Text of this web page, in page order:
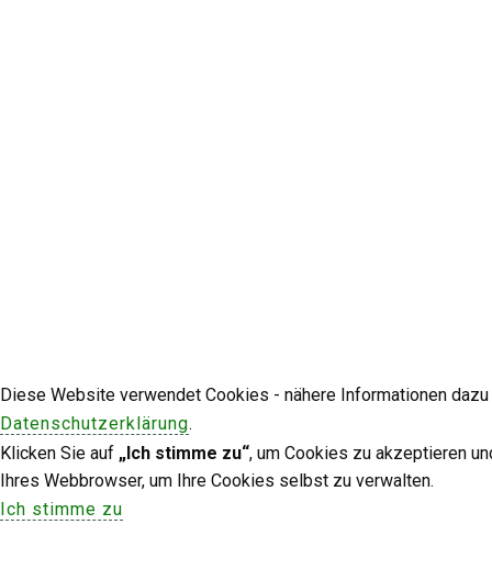
Diese Website verwendet Cookies - nähere Informationen
Datenschutzerklärung.
Klicken Sie auf „Ich stimme zu“, um Cookies zu akzeptieren
Ihres Webbrowser, um Ihre Cookies selbst zu verwalten.
Ich stimme zu